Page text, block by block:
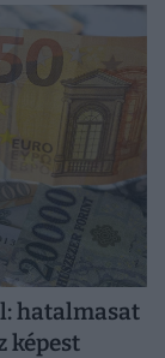
hatalmasat
képest